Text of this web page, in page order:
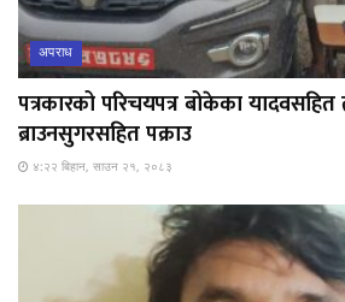
अपराध
पत्रकारको परिचयपत्र बोकेका
ब्राउनसुगरसहित पक्राउ
४:२२ बिहान, साउन २१, २०८३